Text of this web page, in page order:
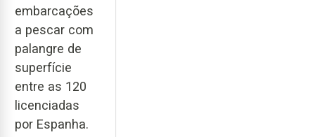
embarcações
a pescar com
palangre de
superfície
entre as 120
licenciadas
por Espanha.